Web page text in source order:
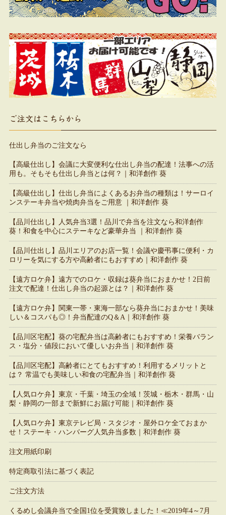
ご注文はこちらから
仕出し弁当のご注文なら
【高級仕出し】会議に大変便利な仕出し弁当の配達！法事への活
用も。そもそも仕出し弁当とは何？｜和洋創作 葵
【高級仕出し】仕出し弁当によくあるお弁当の種類は！サーロイ
ンステーキ弁当や焼肉弁当をご用意 ｜和洋創作 葵
【品川仕出し】人気弁当3選！品川で弁当を注文なら和洋創作
葵！和食を中心にステーキなど豪華弁当 ｜和洋創作 葵
【品川仕出し】品川エリアのお店一覧！会議や慶弔事に便利・カ
ロリーを気にする方や高齢者にもおすすめ｜和洋創作 葵
【遠方ロケ弁】遠方でのロケ・収録は葵弁当におまかせ！2日前
注文で配達！仕出し弁当の起源とは？｜和洋創作 葵
【遠方ロケ弁】関東一帯・東海一部なら葵弁当におまかせ！美味
しい＆コスパも◎！弁当配達のQ＆A｜和洋創作 葵
【品川区宅配】葵の宅配弁当は高齢者にもおすすめ！栄養バラン
ス・塩分・値段において優しいお弁当｜和洋創作 葵
【品川区宅配】高齢者にとてもおすすめ！利用するメリットと
は？ 常温でも美味しい和食の宅配弁当｜和洋創作 葵
【人気ロケ弁】東京・千葉・埼玉の全域！茨城・栃木・群馬・山
梨・静岡の一部まで新鮮にお届け可能｜和洋創作 葵
【人気ロケ弁】東京テレビ局・スタジオ・屋外ロケ全ておまか
せ！ステーキ・ハンバーグ人気弁当多数｜和洋創作 葵
注文用紙印刷
特定商取引法に基づく表記
ご注文方法
くるめし会議弁当で全国1位を受賞致しました！≪2019年4～7月